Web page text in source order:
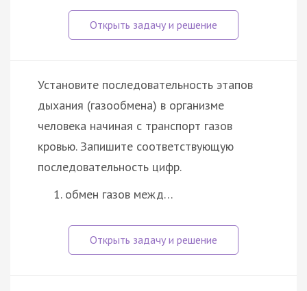
Установите последовательность этапов
дыхания (газообмена) в организме
человека начиная с транспорт газов
кровью. Запишите соответствующую
последовательность цифр.
обмен газов межд…